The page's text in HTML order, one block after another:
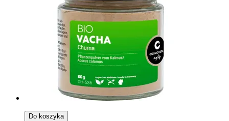
Do koszyka